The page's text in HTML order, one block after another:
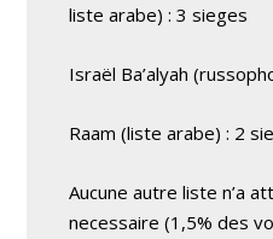
liste arabe) : 3 sieges
Israël Ba’alyah
Raam (liste arabe) : 2
Aucune autre liste n’a
necessaire (1,5% des